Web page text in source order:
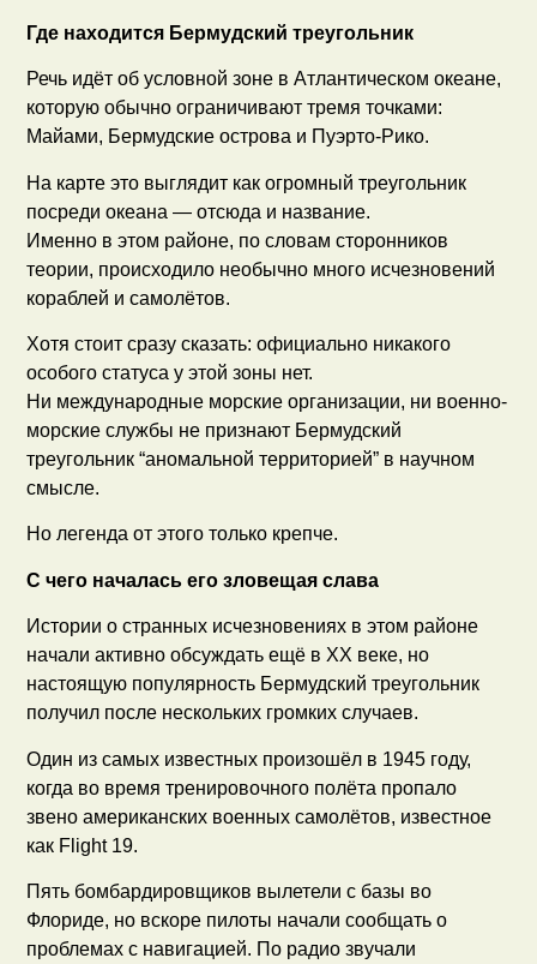
Где находится Бермудский треугольник
Речь идёт об условной зоне в Атлантическом океане,
которую обычно ограничивают тремя точками:
Майами, Бермудские острова и Пуэрто-Рико.
На карте это выглядит как огромный треугольник
посреди океана — отсюда и название.
Именно в этом районе, по словам сторонников
теории, происходило необычно много исчезновений
кораблей и самолётов.
Хотя стоит сразу сказать: официально никакого
особого статуса у этой зоны нет.
Ни международные морские организации, ни военно-
морские службы не признают Бермудский
треугольник “аномальной территорией” в научном
смысле.
Но легенда от этого только крепче.
С чего началась его зловещая слава
Истории о странных исчезновениях в этом районе
начали активно обсуждать ещё в XX веке, но
настоящую популярность Бермудский треугольник
получил после нескольких громких случаев.
Один из самых известных произошёл в 1945 году,
когда во время тренировочного полёта пропало
звено американских военных самолётов, известное
как Flight 19.
Пять бомбардировщиков вылетели с базы во
Флориде, но вскоре пилоты начали сообщать о
проблемах с навигацией. По радио звучали